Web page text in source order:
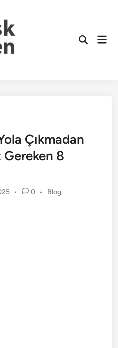
Çıkmadan
Gereken 8
• 0 •
Posted
Blog